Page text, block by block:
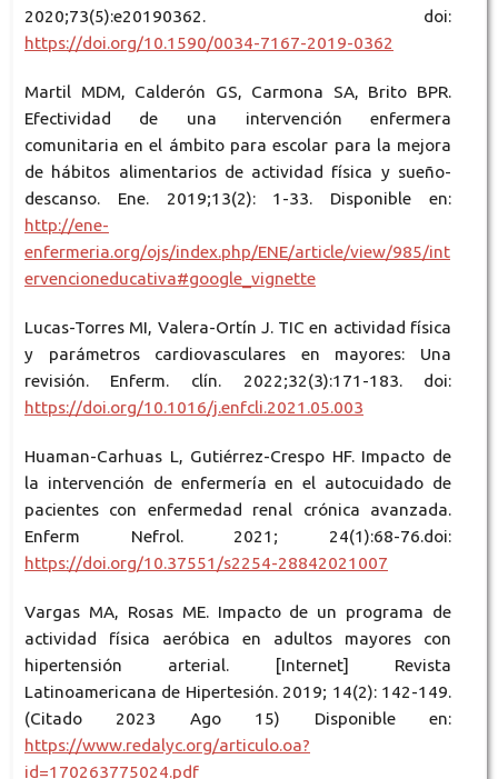
2020;73(5):e20190362. doi:
https://doi.org/10.1590/0034-7167-2019-0362
Martil MDM, Calderón GS, Carmona SA, Brito BPR.
Efectividad de una intervención enfermera
comunitaria en el ámbito para escolar para la mejora
de hábitos alimentarios de actividad física y sueño-
descanso. Ene. 2019;13(2): 1-33. Disponible en:
http://ene-
enfermeria.org/ojs/index.php/ENE/article/view/985/int
ervencioneducativa#google_vignette
Lucas-Torres MI, Valera-Ortín J. TIC en actividad física
y parámetros cardiovasculares en mayores: Una
revisión. Enferm. clín. 2022;32(3):171-183. doi:
https://doi.org/10.1016/j.enfcli.2021.05.003
Huaman-Carhuas L, Gutiérrez-Crespo HF. Impacto de
la intervención de enfermería en el autocuidado de
pacientes con enfermedad renal crónica avanzada.
Enferm Nefrol. 2021; 24(1):68-76.doi:
https://doi.org/10.37551/s2254-28842021007
Vargas MA, Rosas ME. Impacto de un programa de
actividad física aeróbica en adultos mayores con
hipertensión arterial. [Internet] Revista
Latinoamericana de Hipertesión. 2019; 14(2): 142-149.
(Citado 2023 Ago 15) Disponible en:
https://www.redalyc.org/articulo.oa?
id=170263775024.pdf